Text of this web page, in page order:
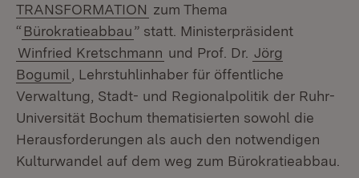
TRANSFORMATION zum Thema
“Bürokratieabbau” statt. Ministerpräsident
Winfried Kretschmann und Prof. Dr. Jörg
Bogumil
, Lehrstuhlinhaber für öffentliche
Verwaltung, Stadt- und Regionalpolitik der Ruhr-
Universität Bochum thematisierten sowohl die
Herausforderungen als auch den notwendigen
Kulturwandel auf dem weg zum Bürokratieabbau.